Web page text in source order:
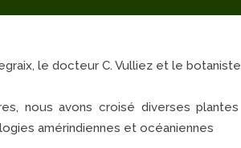
le docteur C. Vulliez et le botaniste
nous avons croisé diverses
amérindiennes et océaniennes